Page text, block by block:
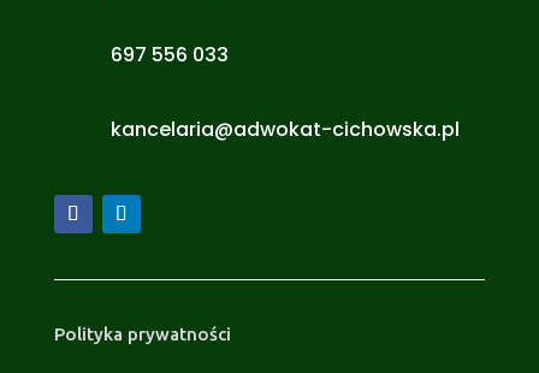
697 556 033
kancelaria@adwokat-cichowska.pl
Polityka prywatności